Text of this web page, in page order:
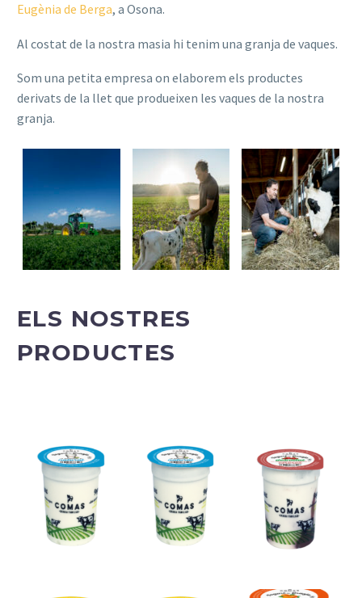
Eugènia de Berga, a Osona.
Al costat de la nostra masia hi tenim una granja de vaques.
Som una petita empresa on elaborem els productes
derivats de la llet que produeixen les vaques de la nostra
granja.
ELS NOSTRES
PRODUCTES